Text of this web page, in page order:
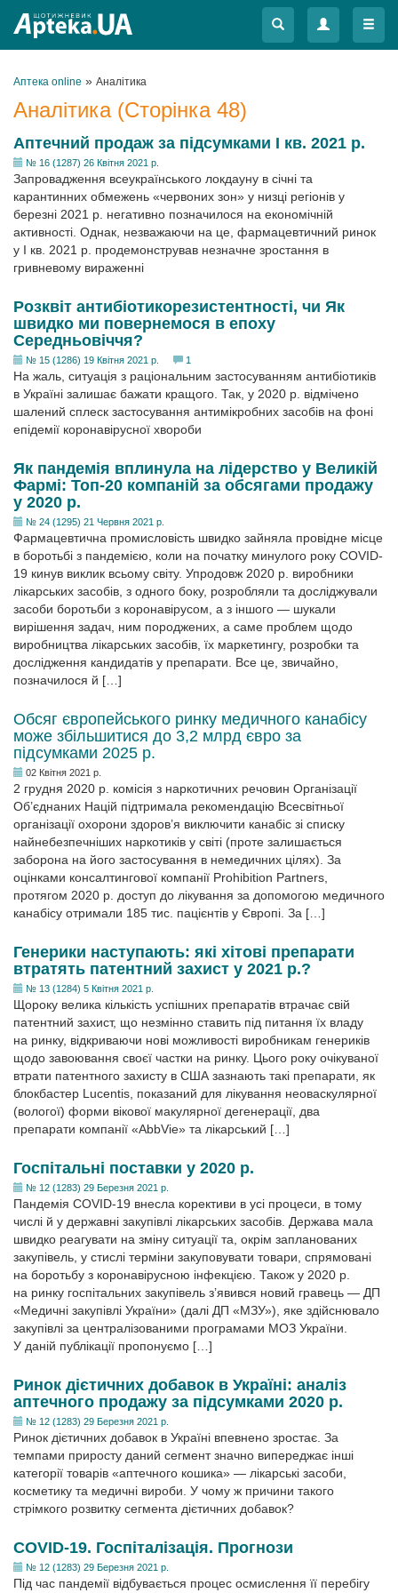
Меню
Меню
Аптека online » Аналітика
Аналітика (Сторінка 48)
Аптечний продаж за підсумками I кв. 2021 р.
№ 16 (1287) 26 Квітня 2021 р.
Запровадження всеукраїнського локдауну в січні та
карантинних обмежень «червоних зон» у низці регіонів у
березні 2021 р. негативно позначилося на економічній
активності. Однак, незважаючи на це, фармацевтичний ринок
у І кв. 2021 р. продемонстрував незначне зростання в
гривневому вираженні
Розквіт антибіотикорезистентності, чи Як
швидко ми повернемося в епоху
Середньовіччя?
№ 15 (1286) 19 Квітня 2021 р. 1
На жаль, ситуація з раціональним застосуванням антибіотиків
в Україні залишає бажати кращого. Так, у 2020 р. відмічено
шалений сплеск застосування антимікробних засобів на фоні
епідемії коронавірусної хвороби
Як пандемія вплинула на лідерство у Великій
Фармі: Топ-20 компаній за обсягами продажу
у 2020 р.
№ 24 (1295) 21 Червня 2021 р.
Фармацевтична промисловість швидко зайняла провідне місце
в боротьбі з пандемією, коли на початку минулого року COVID-
19 кинув виклик всьому світу. Упродовж 2020 р. виробники
лікарських засобів, з одного боку, розробляли та досліджували
засоби боротьби з коронавірусом, а з іншого — шукали
вирішення задач, ним породжених, а саме проблем щодо
виробництва лікарських засобів, їх маркетингу, розробки та
дослідження кандидатів у препарати. Все це, звичайно,
позначилося й […]
Обсяг європейського ринку медичного канабісу
може збільшитися до 3,2 млрд євро за
підсумками 2025 р.
02 Квітня 2021 р.
2 грудня 2020 р. комісія з наркотичних речовин Організації
Об’єднаних Націй підтримала рекомендацію Всесвітньої
організації охорони здоров’я виключити канабіс зі списку
найнебезпечніших наркотиків у світі (проте залишається
заборона на його застосування в немедичних цілях). За
оцінками консалтингової компанії Prohibition Partners,
протягом 2020 р. доступ до лікування за допомогою медичного
канабісу отримали 185 тис. пацієнтів у Європі. За […]
Генерики наступають: які хітові препарати
втратять патентний захист у 2021 р.?
№ 13 (1284) 5 Квітня 2021 р.
Щороку велика кількість успішних препаратів втрачає свій
патентний захист, що незмінно ставить під питання їх владу
на ринку, відкриваючи нові можливості виробникам генериків
щодо завоювання своєї частки на ринку. Цього року очікуваної
втрати патентного захисту в США зазнають такі препарати, як
блокбастер Lucentis, показаний для лікування неоваскулярної
(вологої) форми вікової макулярної дегенерації, два
препарати компанії «AbbVie» та лікарський […]
Госпітальні поставки у 2020 р.
№ 12 (1283) 29 Березня 2021 р.
Пандемія СOVID-19 внесла корективи в усі процеси, в тому
числі й у державні закупівлі лікарських засобів. Держава мала
швидко реагувати на зміну ситуації та, окрім запланованих
закупівель, у стислі терміни закуповувати товари, спрямовані
на боротьбу з коронавірусною інфекцією. Також у 2020 р.
на ринку госпітальних закупівель з’явився новий гравець — ДП
«Медичні закупівлі України» (далі ДП «МЗУ»), яке здійснювало
закупівлі за централізованими програмами МОЗ України.
У даній публікації пропонуємо […]
Ринок дієтичних добавок в Україні: аналіз
аптечного продажу за підсумками 2020 р.
№ 12 (1283) 29 Березня 2021 р.
Ринок дієтичних добавок в Україні впевнено зростає. За
темпами приросту даний сегмент значно випереджає інші
категорії товарів «аптечного кошика» — лікарські засоби,
косметику та медичні вироби. У чому ж причини такого
стрімкого розвитку сегмента дієтичних добавок?
COVID-19. Госпіталізація. Прогнози
№ 12 (1283) 29 Березня 2021 р.
Під час пандемії відбувається процес осмислення її перебігу